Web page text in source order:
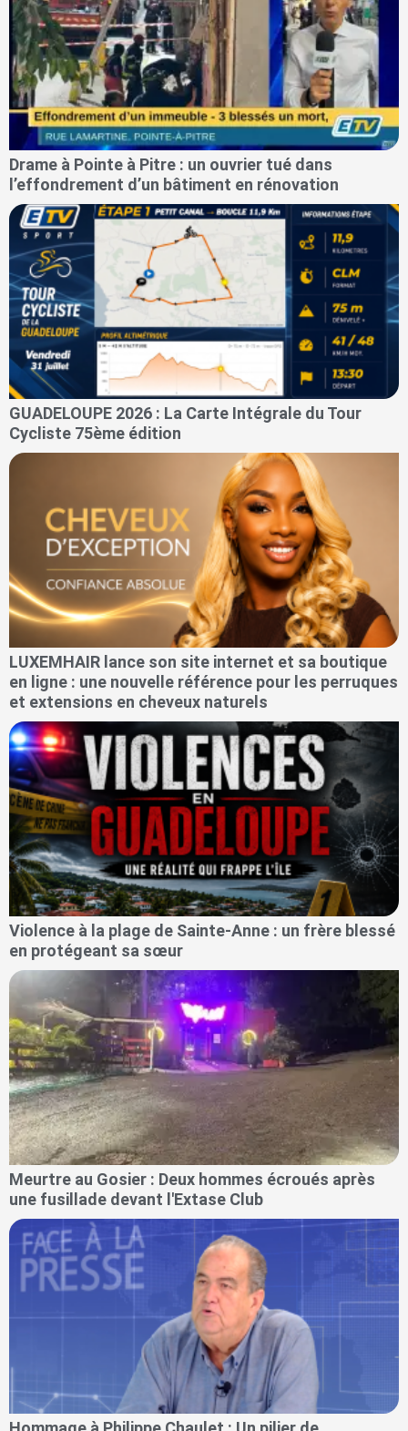
Drame à Pointe à Pitre : un ouvrier tué dans
l’effondrement d’un bâtiment en rénovation
GUADELOUPE 2026 : La Carte Intégrale du Tour
Cycliste 75ème édition
LUXEMHAIR lance son site internet et sa boutique
en ligne : une nouvelle référence pour les perruques
et extensions en cheveux naturels
Violence à la plage de Sainte-Anne : un frère blessé
en protégeant sa sœur
Meurtre au Gosier : Deux hommes écroués après
une fusillade devant l'Extase Club